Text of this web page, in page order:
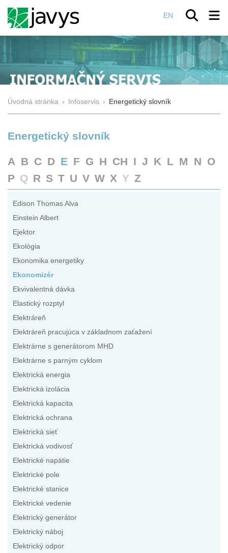
EN
Úvodná stránka › Infoservis › Energetický slovník
Energetický slovník
A B C D E F G H CH I J K L M N O
P Q R S T U V W X Y Z
Edison Thomas Alva
Einstein Albert
Ejektor
Ekológia
Ekonomika energetiky
Ekonomizér
Ekvivalentná dávka
Elastický rozptyl
Elektráreň
Elektráreň pracujúca v základnom zaťažení
Elektrárne s generátorom MHD
Elektrárne s parným cyklom
Elektrická energia
Elektrická izolácia
Elektrická kapacita
Elektrická ochrana
Elektrická sieť
Elektrická vodivosť
Elektrické napätie
Elektrické pole
Elektrické stanice
Elektrické vedenie
Elektrický generátor
Elektrický náboj
Elektrický odpor